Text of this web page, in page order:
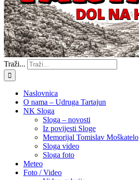
Traži...
Naslovnica
O nama – Udruga Tartajun
NK Sloga
Sloga – novosti
Iz povijesti Sloge
Memorijal Tomislav Moškatelo
Sloga video
Sloga foto
Meteo
Foto / Video